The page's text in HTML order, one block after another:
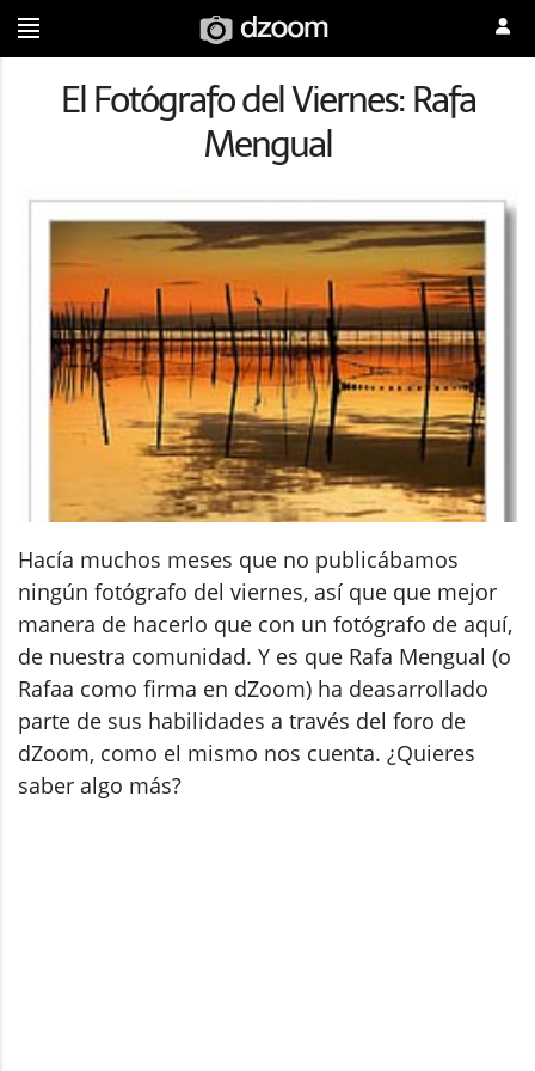
El Fotógrafo del Viernes: Rafa
Mengual
Hacía muchos meses que no publicábamos
ningún fotógrafo del viernes, así que que mejor
manera de hacerlo que con un fotógrafo de aquí,
de nuestra comunidad. Y es que Rafa Mengual (o
Rafaa como firma en dZoom) ha deasarrollado
parte de sus habilidades a través del foro de
dZoom, como el mismo nos cuenta. ¿Quieres
saber algo más?